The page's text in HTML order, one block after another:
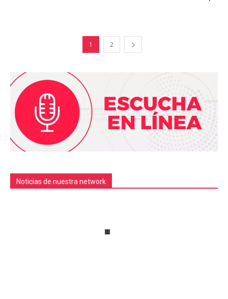
1 2
Noticias de nuestra network